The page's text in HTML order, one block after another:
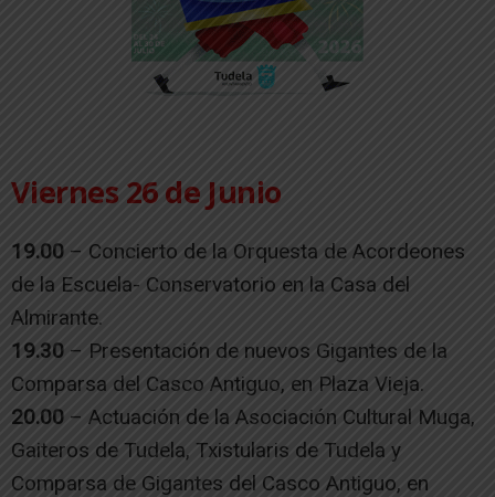
Viernes 26 de Junio
19.00 – Concierto de la Orquesta de Acordeones
de la Escuela- Conservatorio en la Casa del
Almirante.
19.30 – Presentación de nuevos Gigantes de la
Comparsa del Casco Antiguo, en Plaza Vieja.
20.00 – Actuación de la Asociación Cultural Muga,
Gaiteros de Tudela, Txistularis de Tudela y
Comparsa de Gigantes del Casco Antiguo, en